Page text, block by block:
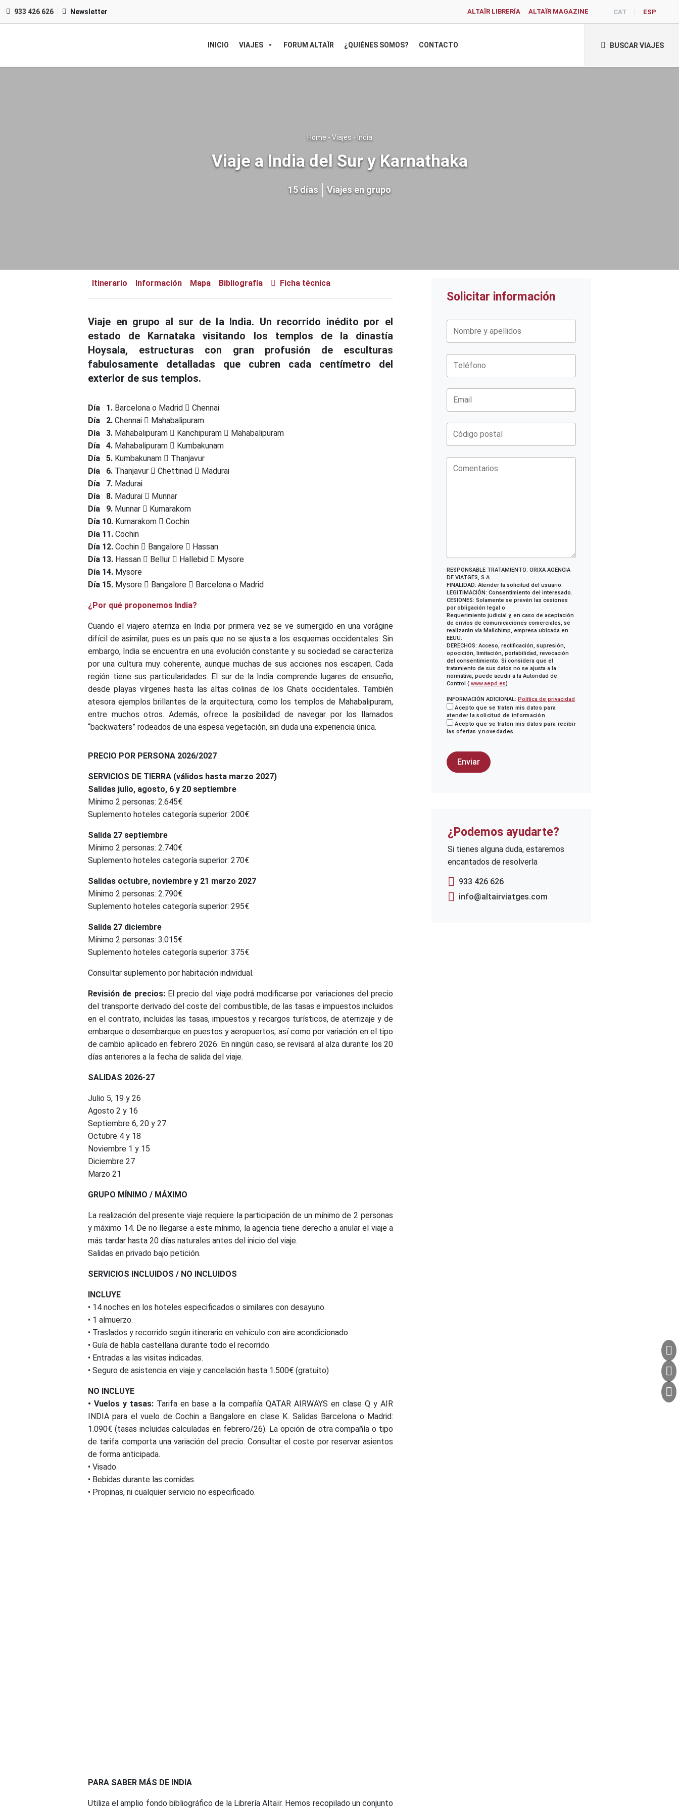
933 426 626 Newsletter ALTAÏR LIBRERÍA ALTAÏR MAGAZINE CAT ESP
INICIO VIAJES FORUM ALTAÏR ¿QUIÉNES SOMOS? CONTACTO BUSCAR VIAJES
Home - Viajes - India
Viaje a India del Sur y Karnathaka
15 días Viajes en grupo
Itinerario Información Mapa Bibliografía Ficha técnica
Viaje en grupo al sur de la India. Un recorrido inédito por el
estado de Karnataka visitando los templos de la dinastía
Hoysala, estructuras con gran profusión de esculturas
fabulosamente detalladas que cubren cada centímetro del
exterior de sus templos.
Día 1. Barcelona o Madrid
Chennai
Día 2. Chennai
Mahabalipuram
Día 3. Mahabalipuram Kanchipuram
Mahabalipuram
Día 4. Mahabalipuram
Kumbakunam
Día 5. Kumbakunam
Thanjavur
Día 6. Thanjavur Chettinad
Madurai
Día 7. Madurai
Día 8. Madurai
Munnar
Día 9. Munnar
Kumarakom
Día 10. Kumarakom
Cochin
Día 11. Cochin
Día 12. Cochin Bangalore
Hassan
Día 13. Hassan Bellur Hallebid
Mysore
Día 14. Mysore
Día 15. Mysore Bangalore Barcelona o Madrid
¿Por qué proponemos India?
Cuando el viajero aterriza en India por primera vez se ve sumergido en una vorágine
difícil de asimilar, pues es un país que no se ajusta a los esquemas occidentales. Sin
embargo, India se encuentra en una evolución constante y su sociedad se caracteriza
por una cultura muy coherente, aunque muchas de sus acciones nos escapen. Cada
región tiene sus particularidades. El sur de la India comprende lugares de ensueño,
desde playas vírgenes hasta las altas colinas de los Ghats occidentales. También
atesora ejemplos brillantes de la arquitectura, como los templos de Mahabalipuram,
entre muchos otros. Además, ofrece la posibilidad de navegar por los llamados
“backwaters” rodeados de una espesa vegetación, sin duda una experiencia única.
PRECIO POR PERSONA 2026/2027
SERVICIOS DE TIERRA (válidos hasta marzo 2027)
Salidas julio, agosto, 6 y 20 septiembre
Mínimo 2 personas: 2.645€
Suplemento hoteles categoría superior: 200€
Salida 27 septiembre
Mínimo 2 personas: 2.740€
Suplemento hoteles categoría superior: 270€
Salidas octubre, noviembre y 21 marzo 2027
Mínimo 2 personas: 2.790€
Suplemento hoteles categoría superior: 295€
Salida 27 diciembre
Mínimo 2 personas: 3.015€
Suplemento hoteles categoría superior: 375€
Consultar suplemento por habitación individual.
Revisión de precios:El precio del viaje podrá modificarse por variaciones del precio
del transporte derivado del coste del combustible, de las tasas e impuestos incluidos
en el contrato, incluidas las tasas, impuestos y recargos turísticos, de aterrizaje y de
embarque o desembarque en puestos y aeropuertos, así como por variación en el tipo
de cambio aplicado en febrero 2026. En ningún caso, se revisará al alza durante los 20
días anteriores a la fecha de salida del viaje.
SALIDAS 2026-27
Julio 5, 19 y 26
Agosto 2 y 16
Septiembre 6, 20 y 27
Octubre 4 y 18
Noviembre 1 y 15
Diciembre 27
Marzo 21
GRUPO MÍNIMO / MÁXIMO
La realización del presente viaje requiere la participación de un mínimo de 2 personas
y máximo 14. De no llegarse a este mínimo, la agencia tiene derecho a anular el viaje a
más tardar hasta 20 días naturales antes del inicio del viaje.
Salidas en privado bajo petición.
SERVICIOS INCLUIDOS / NO INCLUIDOS
INCLUYE
• 14 noches en los hoteles especificados o similares con desayuno.
• 1 almuerzo.
• Traslados y recorrido según itinerario en vehículo con aire acondicionado.
• Guía de habla castellana durante todo el recorrido.
• Entradas a las visitas indicadas.
• Seguro de asistencia en viaje y cancelación hasta 1.500€ (gratuito)
NO INCLUYE
• Vuelos y tasas: Tarifa en base a la compañía QATAR AIRWAYS en clase Q y AIR
INDIA para el vuelo de Cochin a Bangalore en clase K. Salidas Barcelona o Madrid:
1.090€ (tasas incluidas calculadas en febrero/26). La opción de otra compañía o tipo
de tarifa comporta una variación del precio. Consultar el coste por reservar asientos
de forma anticipada.
• Visado.
• Bebidas durante las comidas.
• Propinas, ni cualquier servicio no especificado.
PARA SABER MÁS DE INDIA
Utiliza el amplio fondo bibliográfico de la Librería Altaïr. Hemos recopilado un conjunto
Solicitar información
RESPONSABLE TRATAMIENTO: ORIXA AGENCIA
DE VIATGES, S.A
FINALIDAD: Atender la solicitud del usuario.
LEGITIMACIÓN: Consentimiento del interesado.
CESIONES: Solamente se prevén las cesiones
por obligación legal o
Requerimiento judicial y, en caso de aceptación
de envíos de comunicaciones comerciales, se
realizarán vía Mailchimp, empresa ubicada en
EEUU.
DERECHOS: Acceso, rectificación, supresión,
opocición, limitación, portabilidad, revocación
del consentimiento. Si considera que el
tratamiento de sus datos no se ajusta a la
normativa, puede acudir a la Autoridad de
Control ( www.aepd.es)
INFORMACIÓN ADICIONAL: Política de privacidad
Acepto que se traten mis datos para
atender la solicitud de información
Acepto que se traten mis datos para recibir
las ofertas y novedades.
¿Podemos ayudarte?
Si tienes alguna duda, estaremos
encantados de resolverla
933 426 626
info@altairviatges.com